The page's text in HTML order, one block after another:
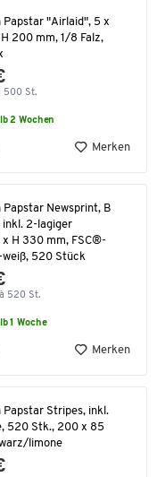
Papstar "Airlaid", 5 x
200 mm, 1/8 Falz,
500 St.
2 Wochen
Merken
Newsprint, B
inkl. 2-lagiger
H 330 mm, FSC®-
weiß, 520 Stück
520 St.
1 Woche
Merken
Stripes, inkl.
520 Stk., 200 x 85
limone